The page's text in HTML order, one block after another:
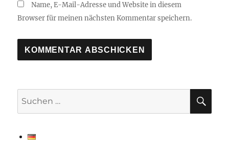
Name, E-Mail-Adresse und Website in diesem
Browser für meinen nächsten Kommentar speichern.